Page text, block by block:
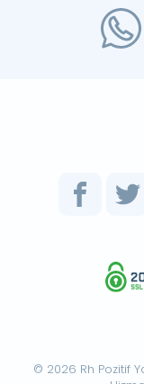
© 2026 Rh Pozitif